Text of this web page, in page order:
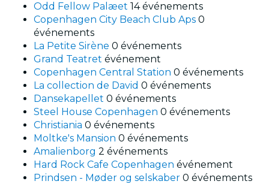
Odd Fellow Palæet 14 événements
Copenhagen City Beach Club Aps 0
événements
La Petite Sirène 0 événements
Grand Teatret événement
Copenhagen Central Station 0 événements
La collection de David 0 événements
Dansekapellet 0 événements
Steel House Copenhagen 0 événements
Christiania 0 événements
Moltke's Mansion 0 événements
Amalienborg 2 événements
Hard Rock Cafe Copenhagen événement
Prindsen - Møder og selskaber 0 événements